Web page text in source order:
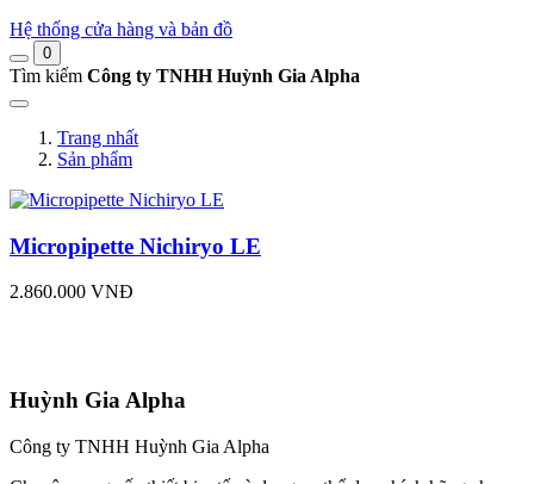
Hệ thống cửa hàng và bản đồ
0
Tìm kiếm Công ty TNHH Huỳnh Gia Alpha
Trang nhất
Sản phẩm
Micropipette Nichiryo LE
2.860.000 VNĐ
Huỳnh Gia Alpha
Công ty TNHH Huỳnh Gia Alpha